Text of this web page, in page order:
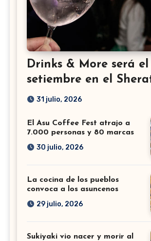
Drinks & More será
setiembre en el
31 julio, 2026
El Asu Coffee Fest atrajo a
7.000 personas y 80 marcas
30 julio, 2026
La cocina de los pueblos
convoca a los asuncenos
29 julio, 2026
Sukiyaki vio nacer y morir al